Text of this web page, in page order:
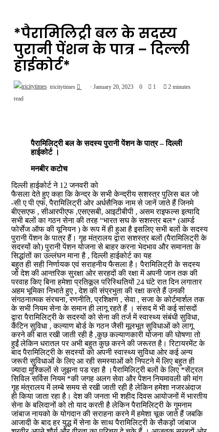
*पैरामिलिट्री बल के सदस्य
पुरानी पेंशन के पात्र – दिल्ली
हाईकोर्ट*
tricitytimes
Send January 20, 2023 0 1
2 minutes
read
पैरामिलिट्री बल के सदस्य पुरानी पेंशन के पात्र – दिल्ली
हाईकोर्ट ।
मनबीर कटोच
दिल्ली हाईकोर्ट ने 12 जनवरी को
फैसला देते हुए कहा कि केन्द्र के सभी केन्द्रीय सशस्त्र पुलिस बल जो
-सी ए पी एफ, पैरामिलिट्री ओर अर्धसैनिक नाम से जानें जाते हैं जिनमे
बीएसएफ , सीआरपीएफ ,एसएसबी, आइटीबीपी , असम राइफल्स इत्यादि
सभी बलों का गठन सेना की तरह “भारत सघ के सशस्त्र बल* (आर्म्ड
फोर्सेज ऑफ की यूनियन ) के रूप में ही हुआ है इसलिए सभी बलों के सदस्य
पुरानी पेंशन के पात्र हैं। गृह मंत्रालय द्वारा सशस्त्र बलों (पैरामिलिट्री के
सदस्यों को) पुरानी पेंशन योजना से बाहर करना भेदभाव और समानता के
सिद्धांतों का उल्लंघन माना है , दिल्ली हाईकोर्ट का यह
बहुत ही सही निर्णायक एवं सराहनीय फैसला है। पैरामिलिट्री के सदस्य
जो देश की आन्तरिक सुरक्षा ओर सरहदों की रक्षा में अपनी जान तक की
परवाह किए बिना हमेशा प्रतिकूल परिस्थितियों 24 घंटे रात दिन लगातार
अहम भूमिका निभाते हुए , देश की संप्रभुता की रक्षा करते हैं उनकी
संगठनात्मक संरचना, रणनीति, प्रशिक्षण , सेवा , सजा के कोर्टमार्शल तक
के सभी नियम सेना के समान ही लागू रहते हैं । संसद में भी कई सांसदों
द्वारा पैरामिलिट्री के सदस्यों को सेना की तर्ज में स्वास्थ्य संबंधी सुविधा,
कैंटिन सुविधा , कल्याण बोर्ड के गठन जैसी मूलभूत सुविधाओं को लागू
करने की बात रखी जाती रही है ,कुछ कल्याणकारी योजना की घोषणा तो
हुईं लेकिन धरातल पर अभी बहुत कुछ करने की जरूरत है। रिटायरमेंट के
बाद पैरामिलिट्री के सदस्यों को अपनी स्वास्थ्य सुविधा ओर कई अन्य
जरूरी सुविधाओं के लिए आ रही समस्याओं को निपटने में लिए बहुत ही
ज्यादा मुश्किलों से जुझना पड रहा है ।पैरामिलिट्री बलों के लिए *सेंट्रल
सिविल सर्विस नियम *की जगह अलग सेवा और पेंशन नियमावली की मांग
गृह मंत्रालय में लम्बे समय से रखी जाती रही है लेकिन हमेशा नजरअंदाज
ही किया जाता रहा है। देश की जनता भी शहीद दिवस आयोजनों में भारतीय
सेना के बलिदानों को तो याद करती है लेकिन पैरामिलिट्री के गुमनाम
जांबाज नायको के योगदान की सराहना करने में हमेशा चूक जाते हैं जबकि
आजादी के बाद हर युद्ध में सेना के साथ पैरामिलिट्री के सैकड़ों जांबाज